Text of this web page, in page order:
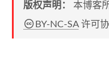
版权声明： 本博客
BY-NC-SA许可协